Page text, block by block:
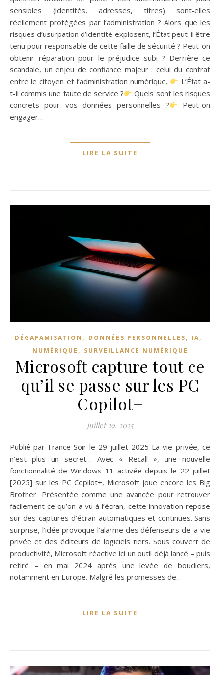
sensibles (identités, adresses, titres) sont-elles
réellement protégées par l’administration ? Alors que les
risques d’usurpation d’identité explosent, l’État peut-il être
tenu pour responsable de cette faille de sécurité ? Peut-on
obtenir réparation pour le préjudice subi ? Derrière ce
scandale, un enjeu de confiance majeur : celui du contrat
entre le citoyen et l’administration numérique.
L’État a-
t-il commis une faute de service ?
Quels sont les risques
concrets pour vos données personnelles ?
Peut-on
engager…
LIRE LA SUITE
DÉGAFAMISATION , DONNÉES PERSONNELLES, IA,
NUMÉRIQUE , SURVEILLANCE NUMÉRIQUE
Microsoft capture tout ce
qu’il se passe sur les PC
Copilot+
juillet 29, 2025
Publié par France Soir le 29 juillet 2025 La vie privée, ce
n’est plus un secret… Avec « Recall », une nouvelle
fonctionnalité de Windows 11 activée depuis le 22 juillet
[2025] sur les PC Copilot+, Microsoft joue encore les Big
Brother. Présentée comme une avancée pour retrouver
facilement ce qu’on a vu à l’écran, cette innovation repose
sur des captures d’écran automatiques et continues. Sans
surprise, l’idée provoque l’alarme des défenseurs de la vie
privée et des éditeurs de logiciels tiers. Sous couvert de
productivité, Microsoft réactive ici un outil déjà lancé – puis
retiré – en mai 2024 après une levée de boucliers,
notamment en Europe. Malgré les promesses de…
LIRE LA SUITE